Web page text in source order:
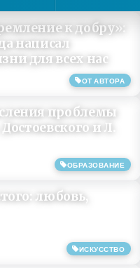
ОТ АВТОРА
к добру»:
написал
для всех нас
ОБРАЗОВАНИЕ
проблемы
и Л.
ИСКУССТВО
любовь,